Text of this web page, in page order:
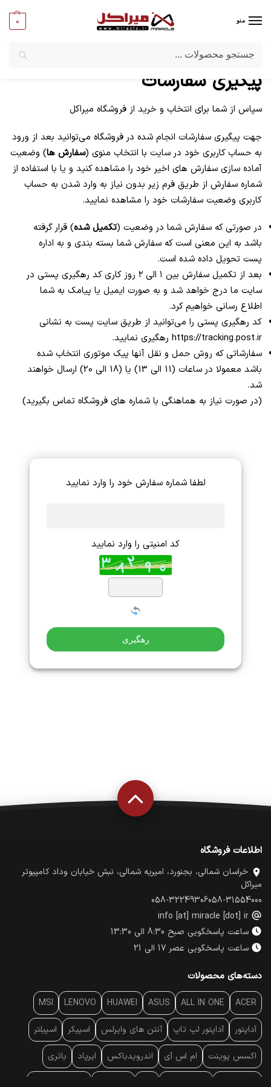
منو 0
میراکل
پیگیری سفارشات
لطفا شماره سفارش خود را وارد نمایید
کد امنیتی را وارد نمایید
رهگیری
سپاس از شما برای انتخاب و خرید از فروشگاه میراکل
جهت پیگیری سفارشات انجام شده در فروشگاه می‌توانید بعد از ورود
به حساب کاربری خود در سایت با انتخاب منوی (سفارش ها) وضعیت
آماده سازی سفارش های اخیر خود را مشاهده کنید و یا با استفاده از
شماره سفارش از طریق فرم زیر بدون نیاز به وارد شدن به حساب
کاربری وضعیت سفارشات خود را مشاهده نمایید.
در صورتی که سفارش شما در وضعیت (تکمیل شده) قرار گرفته
باشد به این معنی است که سفارش شما بسته بندی و به اداره
پست تحویل داده شده است.
بعد از تکمیل سفارش بین ۱ الی ۲ روز کاری کد رهگیری پستی در
سایت ما درج خواهد شد و به صورت ایمیل یا پیامک به شما
اطلاع رسانی خواهیم کرد.
کد رهگیری پستی را می‌توانید از طریق سایت پست به نشانی
https://tracking.post.ir رهگیری نمایید.
سفارشاتی که روش حمل و نقل آنها پیک موتوری انتخاب شده
باشد معمولا در ساعات (11 الی 13) یا (18 الی 20) ارسال خواهند
شد.
(در صورت نیاز به هماهنگی با شماره های فروشگاه تماس بگیرید)
اطلاعات فروشگاه
خراسان شمالی، بجنورد، امیریه شمالی، نبش خیابان وداد کامپیوتر
میراکل
058-31554000
058-32249306
info [at] miracle [dot] ir
ساعت پاسخگویی صبح 8:30 الی 13:30
ساعت پاسخگویی عصر 17 الی 21
دسته‌های محصولات
ACER
ALL IN ONE
ASUS
HUAWEI
LENOVO
MSI
آداپتور آداپتور لپ تاپ آنتن‌ های وایرلس اسپیکر اسپیلتر
اکسس پوینت ام اس آی اندرویدباکس ایرپاد باتری